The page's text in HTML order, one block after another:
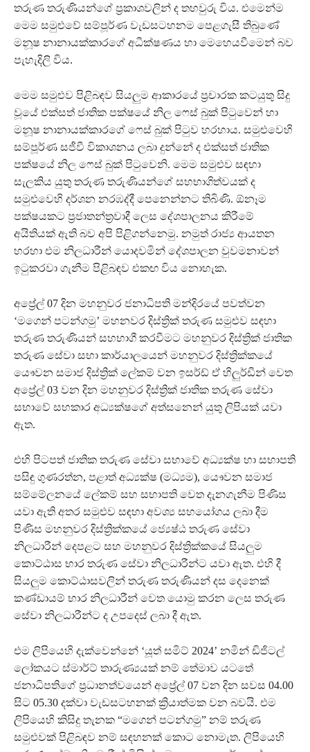
තරුණ තරුණියන්ගේ ප්‍රකාශවලින් ද තහවුරු විය. එමෙන්ම
මෙම සමුළුවේ සම්පූර්ණ වැඩසටහනම පෙළගැසී තිබුණේ
මනූෂ නානායක්කාරගේ අධීක්ෂණය හා මෙහෙයවීමෙන් බව
පැහැදිලි විය.
මෙම සමුළුව පිළිබඳව සියලුම ආකාරයේ ප්‍රචාරක කටයුතු සිදු
වූයේ එක්සත් ජාතික පක්ෂයේ නිල ෆෙස් බුක් පිටුවෙන් හා
මනූෂ නානායක්කාරගේ ෆෙස් බුක් පිටුව හරහාය. සමුළුවෙහි
සම්පූර්ණ සජීවී විකාශනය ලබා දුන්නේ ද එක්සත් ජාතික
පක්ෂයේ නිල ෆෙස් බුක් පිටුවෙනි. මෙම සමුළුව සඳහා
සැලකිය යුතු තරුණ තරුණියන්ගේ සහභාගිත්වයක් ද
සමුළුවෙහි දර්ශන නරඹද්දී පෙනෙන්නට තිබිණි. ඕනෑම
පක්ෂයකට ප්‍රජාතන්ත්‍රවාදී ලෙස දේශපාලනය කිරීමේ
අයිතියක් ඇති බව අපි පිළිගන්නෙමු. නමුත් රාජ්‍ය ආයතන
හරහා එම නිලධාරීන් යොදවමින් දේශපාලන වුවමනාවන්
ඉටුකරවා ගැනීම පිළිබඳව එකඟ විය නොහැක.
අප්‍රේල් 07 දින මහනුවර ජනාධිපති මන්දිරයේ පවත්වන
‘මගෙන් පටන්ගමු’ මහනවර දිස්ත්‍රික් තරුණ සමුළුව සඳහා
තරුණ තරුණියන් සහභාගී කරවීමට මහනුවර දිස්ත්‍රික් ජාතික
තරුණ සේවා සභා කාර්යාලයෙන් මහනුවර දිස්ත්‍රික්කයේ
යෞවන සමාජ දිස්ත්‍රික් ලේකම් වන ඉසර්ඩ් ඒ හිලුර්ඩීන් වෙත
අප්‍රේල් 03 වන දින මහනුවර දිස්ත්‍රික් ජාතික තරුණ සේවා
සභාවේ සහකාර අධ්‍යක්ෂගේ අත්සනෙන් යුතු ලිපියක් යවා
ඇත.
එහි පිටපත් ජාතික තරුණ සේවා සභාවේ අධ්‍යක්ෂ හා සභාපති
පසිඳු ගුණරත්න, පළාත් අධ්‍යක්ෂ (මධ්‍යම), යෞවන සමාජ
සම්මේලනයේ ලේකම් සහ සභාපති වෙත දැනගැනීම පිණිස
යවා ඇති අතර සමුළුව සඳහා අවශ්‍ය සහයෝගය ලබා දීම
පිණිස මහනුවර දිස්ත්‍රික්කයේ ජ්‍යෙෂ්ඨ තරුණ සේවා
නිලධාරීන් දෙපළට සහ මහනුවර දිස්ත්‍රික්කයේ සියලුම
කොට්ඨාස භාර තරුණ සේවා නිලධාරීන්ට යවා ඇත. එහි දී
සියලුම කොට්ඨාසවලින් තරුණ තරුණියන් දස දෙනෙක්
කණ්ඩායම් භාර නිලධාරීන් වෙත යොමු කරන ලෙස තරුණ
සේවා නිලධාරීන්ට ද උපදෙස් ලබා දී ඇත.
එම ලිපියෙහි දැක්වෙන්නේ ‘යූත් සමිට් 2024’ නමින් ඩිජිටල්
ලෝකයට ස්මාර්ට් තාරුණ්‍යයක් නම් තේමාව යටතේ
ජනාධිපතිගේ ප්‍රධානත්වයෙන් අප්‍රේල් 07 වන දින සවස 04.00
සිට 05.30 දක්වා වැඩසටහනක් ක්‍රියාත්මක වන බවයි. එම
ලිපියෙහි කිසිදු තැනක “මගෙන් පටන්ගමු” නම් තරුණ
සමුළුවක් පිළිබඳව නම් සඳහනක් කොට නොමැත. ලිපියෙහි